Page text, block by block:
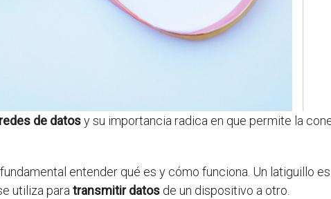
redes de datosy su importancia radica en que permite la
entender qué es y cómo funciona. Un latiguillo es
utiliza para transmitir datos de un dispositivo a otro.